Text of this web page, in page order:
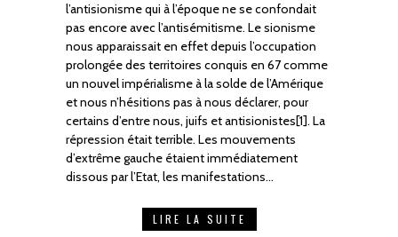
l’antisionisme qui à l’époque ne se confondait
pas encore avec l’antisémitisme. Le sionisme
nous apparaissait en effet depuis l’occupation
prolongée des territoires conquis en 67 comme
un nouvel impérialisme à la solde de l’Amérique
et nous n’hésitions pas à nous déclarer, pour
certains d’entre nous, juifs et antisionistes[1]. La
répression était terrible. Les mouvements
d’extrême gauche étaient immédiatement
dissous par l’Etat, les manifestations…
LIRE LA SUITE